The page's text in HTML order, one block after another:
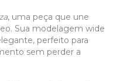
, uma peça que une
Sua modelagem wide
perfeito para
sem perder a